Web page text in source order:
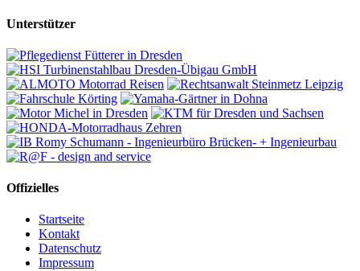
Unterstützer
Offizielles
Startseite
Kontakt
Datenschutz
Impressum